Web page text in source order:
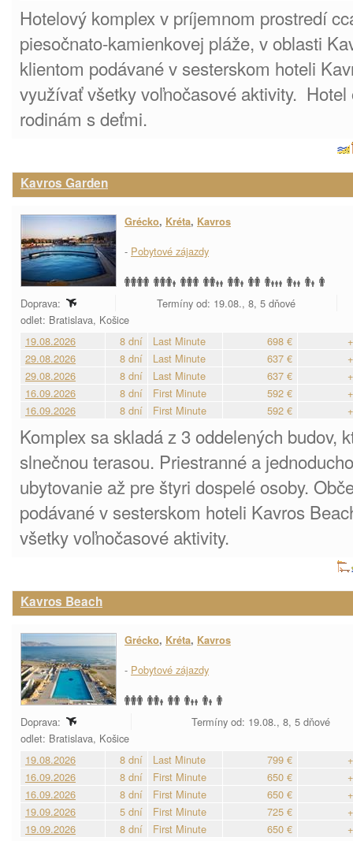
Hotelový komplex v príjemnom prostredí
piesočnato-kamienkovej pláže, v oblasti
klientom podávané v sesterskom hoteli
využívať všetky voľnočasové aktivity.
rodinám s deťmi.
Kavros Garden
Grécko, Kréta, Kavros
- Pobytové zájazdy
Doprava:
Termíny od: 19.08., 8, 5 dňové
odlet: Bratislava, Košice
19.08.2026
8 dní Last Minute 698 €
29.08.2026
8 dní Last Minute 637 €
29.08.2026
8 dní Last Minute 637 €
16.09.2026
8 dní First Minute 592 €
16.09.2026
8 dní First Minute 592 €
Komplex sa skladá z 3 oddelených budov,
slnečnou terasou. Priestranné a
ubytovanie až pre štyri dospelé osoby.
podávané v sesterskom hoteli Kavros
všetky voľnočasové aktivity.
Kavros Beach
Grécko, Kréta, Kavros
- Pobytové zájazdy
Doprava:
Termíny od: 19.08., 8, 5 dňové
odlet: Bratislava, Košice
19.08.2026
8 dní Last Minute 799 €
16.09.2026
8 dní First Minute 650 €
16.09.2026
8 dní First Minute 650 €
19.09.2026
5 dní First Minute 725 €
19.09.2026
8 dní First Minute 650 €